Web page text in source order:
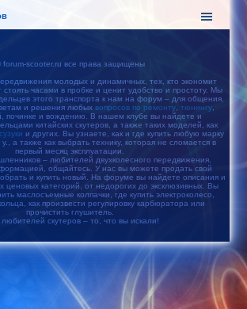
forum-scooter.ru все права защищены
молодых и динамичных, тех, кто экономит
часами в пробке и ценит удобство и простоту. Мы
этого транспорта к нам на форум – для общения,
и решения любых вопросов по ремонту тюнингу
починке и вождению. В нашем клубе вы найдете и
китайских скутеров, а также таких моделей, как
сузуки и других. Вы узнаете, как и где купить любую марку
а также как выбрать технику, которая не сломается в
первый месяц эксплуатации.
– любителей двухколесного передвижения,
общайтесь. У нас вы можете продать свой
и купить новый. На форуме вы найдете описания и
ценовых категорий, от недорогих до эксклюзивных. Вы
маслосъемные колпачки, где купить электроколесо,
как произвести регулировку карбюратора или
прочистить глушитель.
любителей скутеров – то, что вы искали!